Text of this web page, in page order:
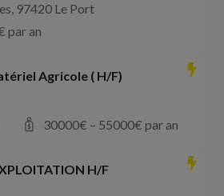
97420 Le Port
par an
Agricole ( H/F)
30000€ – 55000€ par an
H/F